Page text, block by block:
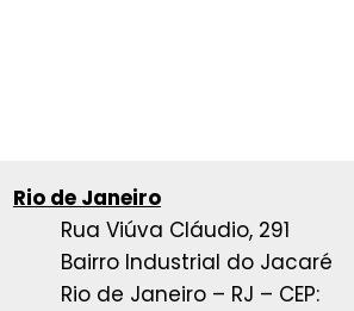
Rio de Janeiro
Rua Viúva Cláudio, 291
Bairro Industrial do Jacaré
Rio de Janeiro – RJ – CEP: